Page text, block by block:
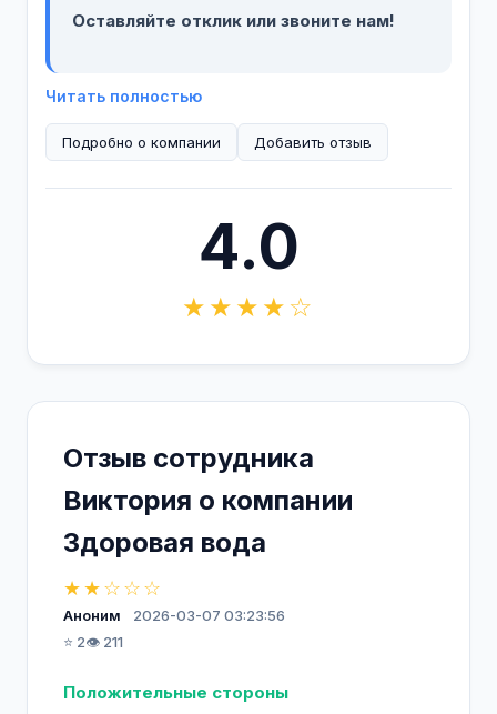
Оставляйте отклик или звоните нам!
Читать полностью
Подробно о компании Добавить отзыв
4.0
★★★★☆
Отзыв сотрудника
Виктория о компании
Здоровая вода
★★☆☆☆
Аноним
2026-03-07 03:23:56
⭐ 2👁️ 211
Положительные стороны